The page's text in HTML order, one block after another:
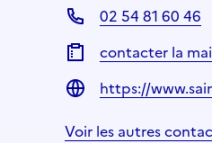
02 54 81 60 46
contacter la
https://
Voir les autres